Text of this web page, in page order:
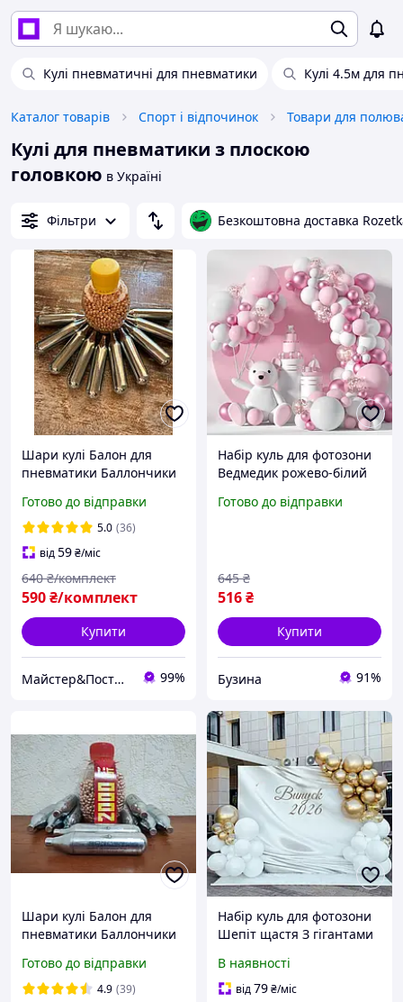
Кулі пневматичні для пневматики Кулі 4.5м для
Каталог товарів Спорт і відпочинок Товари для
Кулі для пневматики з плоскою
головкою в Україні
Фільтри Безкоштовна доставка
Шари кулі Балон для
пневматики Баллончики
2000 шт MS
Готово до відправки
5.0 (36)
від59₴/міс
590₴/комплект
640 ₴/комплект
Купити
Майстер&Пострілу 99%
Набір куль для фотозони
Ведмедик рожево-білий
buzyna
Готово до відправки
516₴
645 ₴
Купити
Бузина 91%
Шари кулі Балон для
пневматики Баллончики
4.5 мм 2000 шт
Готово до відправки
4.9 (39)
Набір куль для фотозони
Шепіт щастя З гігантами
В наявності
від79₴/міс